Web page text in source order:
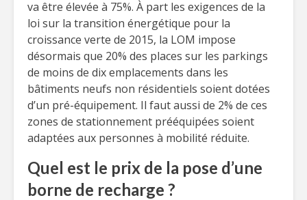
va être élevée à 75%. À part les exigences de la
loi sur la transition énergétique pour la
croissance verte de 2015, la LOM impose
désormais que 20% des places sur les parkings
de moins de dix emplacements dans les
bâtiments neufs non résidentiels soient dotées
d’un pré-équipement. Il faut aussi de 2% de ces
zones de stationnement prééquipées soient
adaptées aux personnes à mobilité réduite.
Quel est le prix de la pose d’une
borne de recharge ?